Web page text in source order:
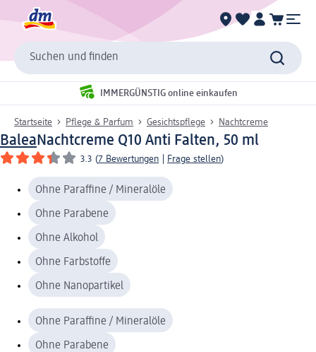
Suchen und finden
IMMERGÜNSTIG online einkaufen
Startseite Pflege & Parfum Gesichtspflege Nachtcreme
BaleaNachtcreme Q10 Anti Falten, 50 ml
3.3 (7 Bewertungen Frage stellen)
Ohne Paraffine / Mineralöle
Ohne Parabene
Ohne Alkohol
Ohne Farbstoffe
Ohne Nanopartikel
Ohne Paraffine / Mineralöle
Ohne Parabene